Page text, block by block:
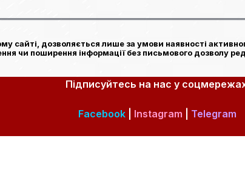
сайті, дозволяється лише за умови наявності
чи поширення інформації без письмового дозволу
Підписуйтесь на нас у
Facebook| Instagram Telegram